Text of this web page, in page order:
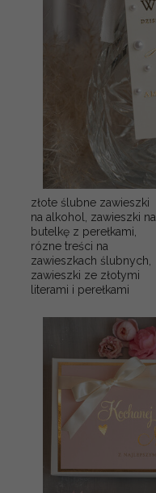
złote ślubne zawieszki
na alkohol, zawieszki na
butelkę z perełkami,
rózne treści na
zawieszkach ślubnych,
zawieszki ze złotymi
literami i perełkami